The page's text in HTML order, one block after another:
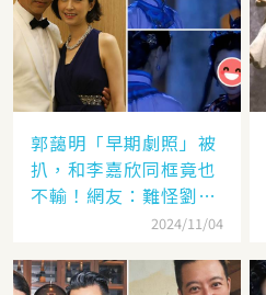
郭藹明「早期劇照」被
扒，和李嘉欣同框竟也
不輸！網友：難怪劉青
2024/11/04